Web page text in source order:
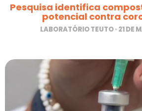
Pesquisa identifica
potencial contra
LABORATÓRIO TEUTO 21 DE